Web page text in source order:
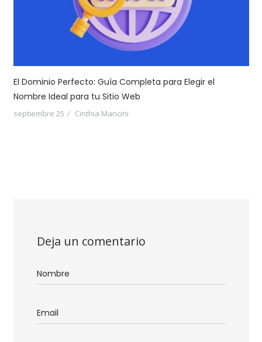
El Dominio Perfecto: Guía Completa para Elegir el
Nombre Ideal para tu Sitio Web
septiembre 25 Cinthia Mancini
Deja un comentario